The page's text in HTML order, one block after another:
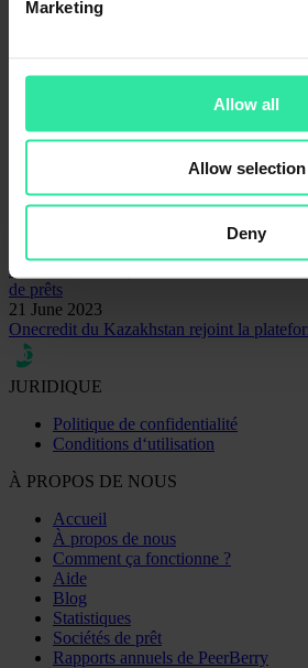
Marketing
Allow all
Allow selection
Deny
Responsable Marketing et Communication
Related articles
02 May 2025
Avril 2025 | PeerBerry franchit le cap des
prêts financés et dépasse les 100 000
Novembre 2025 | Les investisseurs
de prêts
21 June 2023
Onecredit du Kazakhstan rejoint la
JURIDIQUE
Politique de confidentialité
Conditions d‘utilisation
À PROPOS DE NOUS
Accueil
À propos de nous
Comment ça fonctionne ?
Aide
Blog
Statistiques
Sociétés de prêt
Rapports annuels de PeerBerry